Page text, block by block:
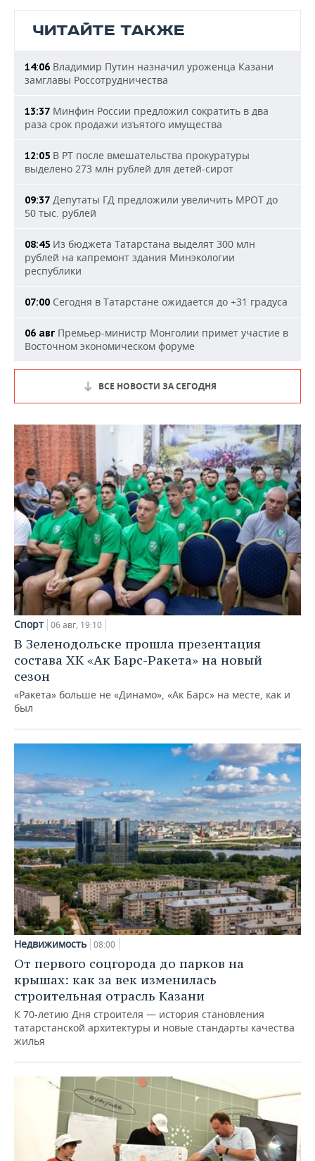
ЧИТАЙТЕ ТАКЖЕ
14:06 Владимир Путин назначил уроженца Казани
замглавы Россотрудничества
13:37 Минфин России предложил сократить в два
раза срок продажи изъятого имущества
12:05 В РТ после вмешательства прокуратуры
выделено 273 млн рублей для детей-сирот
09:37 Депутаты ГД предложили увеличить МРОТ до
50 тыс. рублей
08:45 Из бюджета Татарстана выделят 300 млн
рублей на капремонт здания Минэкологии
республики
07:00 Сегодня в Татарстане ожидается до +31 градуса
06 авг Премьер-министр Монголии примет участие в
Восточном экономическом форуме
ВСЕ НОВОСТИ ЗА СЕГОДНЯ
Спорт 06 авг, 19:10
В Зеленодольске прошла презентация
состава ХК «Ак Барс-Ракета» на новый
сезон
«Ракета» больше не «Динамо», «Ак Барс» на месте, как и
был
Недвижимость 08:00
От первого соцгорода до парков на
крышах: как за век изменилась
строительная отрасль Казани
К 70-летию Дня строителя — история становления
татарстанской архитектуры и новые стандарты качества
жилья